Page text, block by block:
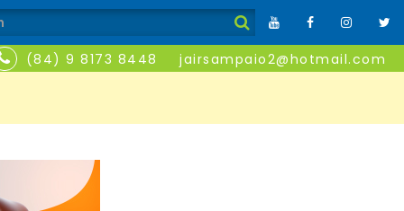
(84) 9 8173 8448 jairsampaio2@hotmail.com